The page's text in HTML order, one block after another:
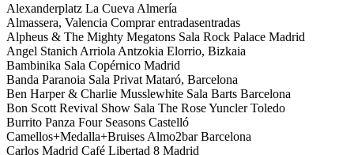
Alexanderplatz La Cueva Almería
Almassera, Valencia Comprar entradasentradas
Alpheus & The Mighty Megatons Sala Rock Palace Madrid
Angel Stanich Arriola Antzokia Elorrio, Bizkaia
Bambinika Sala Copérnico Madrid
Banda Paranoia Sala Privat Mataró, Barcelona
Ben Harper & Charlie Musslewhite Sala Barts Barcelona
Bon Scott Revival Show Sala The Rose Yuncler Toledo
Burrito Panza Four Seasons Castelló
Camellos+Medalla+Bruises Almo2bar Barcelona
Carlos Madrid Café Libertad 8 Madrid